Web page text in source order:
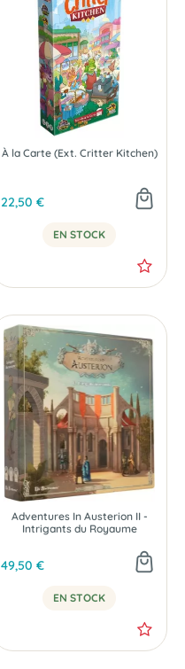
À la Carte (Ext. Critter Kitchen)
22,50 €
EN STOCK
Adventures In Austerion II -
Intrigants du Royaume
49,50 €
EN STOCK